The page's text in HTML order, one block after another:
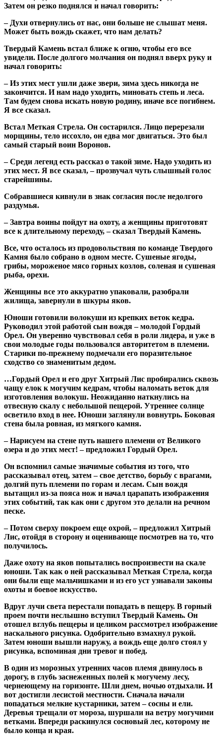
Затем он резко поднялся и начал говорить:
– Духи отвернулись от нас, они больше не слышат меня.
Может быть вождь скажет, что нам делать?
Твердый Камень встал ближе к огню, чтобы его все
увидели. После долгого молчания он поднял вверх руку и
начал говорить:
– Из этих мест ушли даже звери, зима здесь никогда не
закончится. И нам надо уходить, миновать степь и леса.
Там будем снова искать новую родину, иначе все погибнем.
Я все сказал.
Встал Меткая Стрела. Он состарился. Лицо перерезали
морщины, тело иссохло, он едва мог двигаться. Это был
самый старый воин Воронов.
– Среди легенд есть рассказ о такой зиме. Надо уходить из
этих мест. Я все сказал, – прозвучал чуть слышный голос
старейшины.
Собравшиеся кивнули в знак согласия после недолгого
раздумья.
– Завтра воины пойдут на охоту, а женщины приготовят
все к длительному переходу, – сказал Твердый Камень.
Все, что осталось из продовольствия по команде Твердого
Камня было собрано в одном месте. Сушеные ягоды,
грибы, мороженое мясо горных козлов, соленая и сушеная
рыба, орехи.
Женщины все это аккуратно упаковали, разобрали
жилища, завернули в шкуры яков.
Юноши готовили волокуши из крепких веток кедра.
Руководил этой работой сын вождя – молодой Гордый
Орел. Он уверенно чувствовал себя в роли лидера, и уже в
свои молодые годы пользовался авторитетом в племени.
Старики по-прежнему подмечали его поразительное
сходство со знаменитым дедом.
…Гордый Орел и его друг Хитрый Лис пробирались сквозь
чащу елок к могучим кедрам, чтобы наломать веток для
изготовления волокуш. Неожиданно наткнулись на
отвесную скалу с небольшой пещерой. Утреннее солнце
осветило вход в нее. Юноши заглянули вовнутрь. Боковая
стена была ровная, из мягкого камня.
– Нарисуем на стене путь нашего племени от Великого
озера и до этих мест! – предложил Гордый Орел.
Он вспомнил самые значимые события из того, что
рассказывал отец, затем – свое детство, борьбу с врагами,
долгий путь племени по горам и лесам. Сын вождя
вытащил из-за пояса нож и начал царапать изображения
этих событий, так как они с другом это делали на речном
песке.
– Потом сверху покроем еще охрой, – предложил Хитрый
Лис, отойдя в сторону и оценивающе посмотрев на то, что
получилось.
Даже охоту на яков попытались воспроизвести на скале
юноши. Так как о ней рассказывал Меткая Стрела, когда
они были еще мальчишками и из его уст узнавали законы
охоты и боевое искусство.
Вдруг лучи света перестали попадать в пещеру. В горный
проем почти неслышно вступил Твердый Камень. Он
отошел вглубь пещеры и целиком рассмотрел изображение
наскального рисунка. Одобрительно взмахнул рукой.
Затем юноши вышли наружу, а вождь еще долго стоял у
рисунка, вспоминая дни тревог и побед.
В один из морозных утренних часов племя двинулось в
дорогу, в глубь заснеженных полей к могучему лесу,
чернеющему на горизонте. Шли днем, ночью отдыхали. И
вот достигли лесистой местности. Сначала начали
попадаться мелкие кустарники, затем – сосны и ели.
Деревья трещали от мороза, шуршали на ветру могучими
ветками. Впереди раскинулся сосновый лес, которому не
было конца и края.